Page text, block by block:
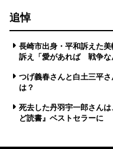
追悼
長崎市出身・平和訴えた
訴え「愛があれば 戦争な
つげ義春さんと白土三平
は？
死去した丹羽宇一郎さん
ど読書』ベストセラーに